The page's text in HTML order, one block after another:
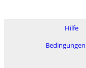
Hilfe
Bedingungen